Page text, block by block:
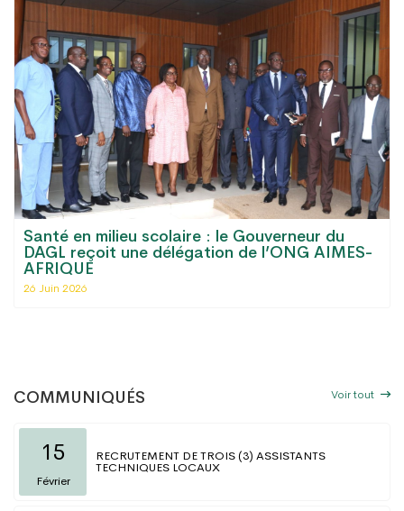
Santé en milieu scolaire : le Gouverneur du
DAGL reçoit une délégation de l’ONG AIMES-
AFRIQUE
26 Juin 2026
COMMUNIQUÉS Voir tout
15
Février
RECRUTEMENT DE TROIS (3) ASSISTANTS
TECHNIQUES LOCAUX